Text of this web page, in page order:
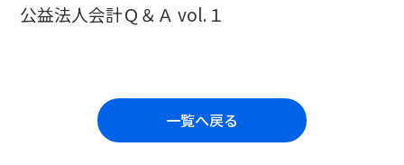
公益法人会計Ｑ＆Ａ vol.１
一覧へ戻る